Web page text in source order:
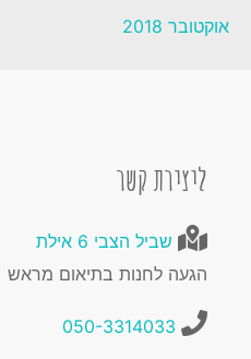
אוקטובר 2018
ליצירת קשר
שביל הצבי 6 אילת
הגעה לחנות בתיאום מראש
050-3314033